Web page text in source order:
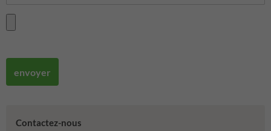
envoyer
Contactez-nous